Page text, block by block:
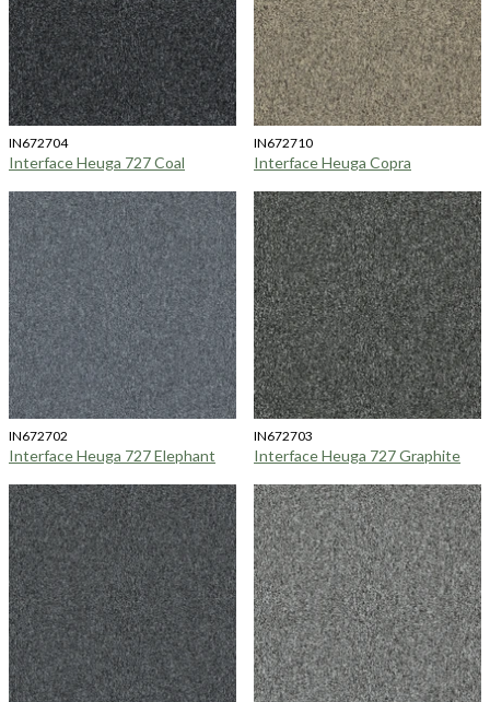
IN672704
Interface Heuga 727 Coal
IN672710
Interface Heuga Copra
IN672702
Interface Heuga 727 Elephant
IN672703
Interface Heuga 727 Graphite